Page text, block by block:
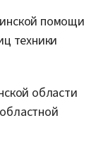
помощи
техники
области